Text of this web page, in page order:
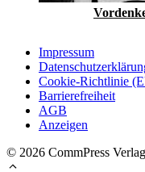
Impressum
Cookie-Richtlinie
Barrierefreiheit
AGB
Anzeigen
© 2026 CommPress